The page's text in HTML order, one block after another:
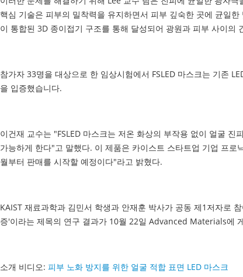
핵심 기술은 피부의 밀착력을 유지하면서 피부 깊숙한 곳에 균일
이 통합된 3D 종이접기 구조를 통해 달성되어 광원과 피부 사이의
참가자 33명을 대상으로 한 임상시험에서 FSLED 마스크는 기존
을 입증했습니다.
이건재 교수는 "FSLED 마스크는 저온 화상의 부작용 없이 얼굴
가능하게 한다"고 말했다. 이 제품은 카이스트 스타트업 기업 프
월부터 판매를 시작할 예정이다"라고 밝혔다.
KAIST 재료과학과 김민서 학생과 안재훈 박사가 공동 제1저자로
증'이라는 제목의 연구 결과가 10월 22일 Advanced Materials에
소개 비디오: 피부 노화 방지를 위한 얼굴 적합 표면 LED 마스크